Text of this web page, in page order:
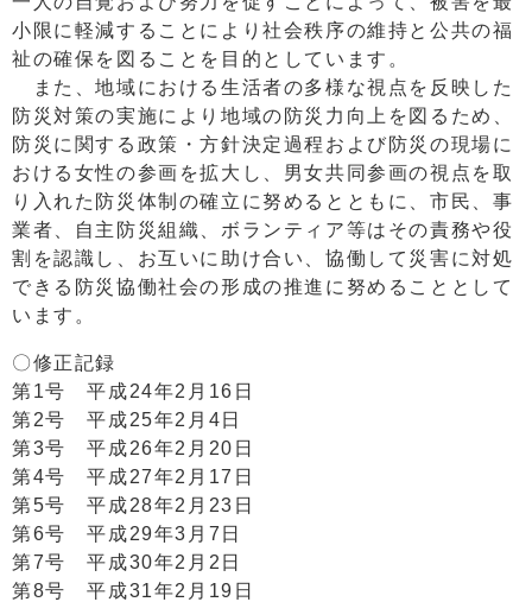
小限に軽減することにより社会秩序の維持と公共の福
祉の確保を図ることを目的としています。
また、地域における生活者の多様な視点を反映した
防災対策の実施により地域の防災力向上を図るため、
防災に関する政策・方針決定過程および防災の現場に
おける女性の参画を拡大し、男女共同参画の視点を取
り入れた防災体制の確立に努めるとともに、市民、事
業者、自主防災組織、ボランティア等はその責務や役
割を認識し、お互いに助け合い、協働して災害に対処
できる防災協働社会の形成の推進に努めることとして
います。
〇修正記録
第1号 平成24年2月16日
第2号 平成25年2月4日
第3号 平成26年2月20日
第4号 平成27年2月17日
第5号 平成28年2月23日
第6号 平成29年3月7日
第7号 平成30年2月2日
第8号 平成31年2月19日